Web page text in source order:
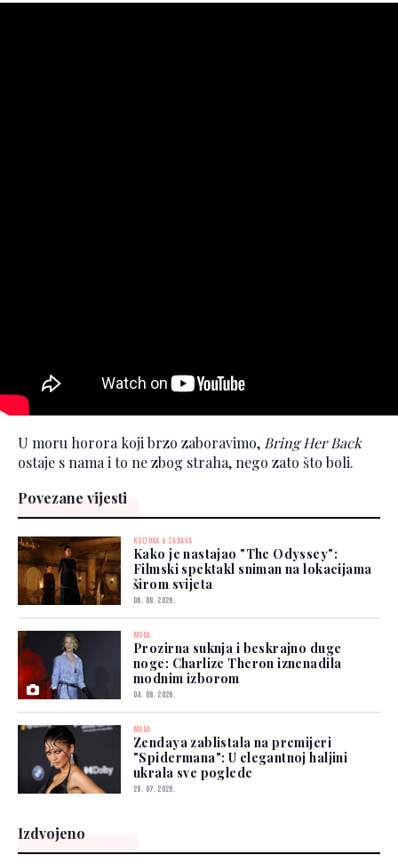
U moru horora koji brzo zaboravimo, Bring Her Back
ostaje s nama i to ne zbog straha, nego zato što boli.
Povezane vijesti
KULTURA & ZABAVA
Kako je nastajao "The Odyssey":
Filmski spektakl sniman na lokacijama
širom svijeta
06. 08. 2026.
MODA
Prozirna suknja i beskrajno duge
noge: Charlize Theron iznenadila
modnim izborom
04. 08. 2026.
MODA
Zendaya zablistala na premijeri
"Spidermana": U elegantnoj haljini
ukrala sve poglede
28. 07. 2026.
Izdvojeno